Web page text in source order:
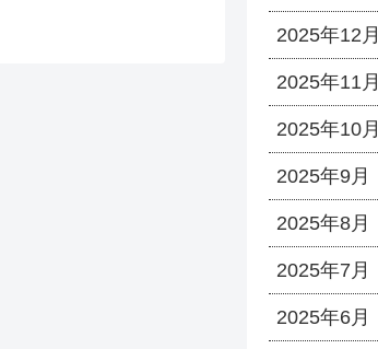
2025年12月
2025年11月
2025年10月
2025年9月
2025年8月
2025年7月
2025年6月